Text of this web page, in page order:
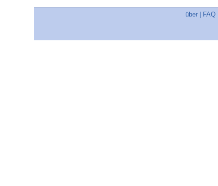
über FAQ